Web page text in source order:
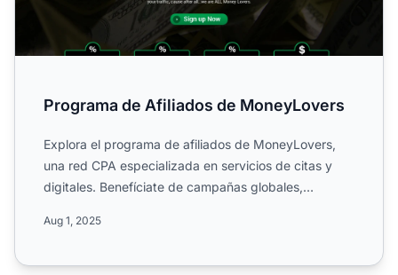
Programa de Afiliados de MoneyLovers
Explora el programa de afiliados de MoneyLovers,
una red CPA especializada en servicios de citas y
digitales. Benefíciate de campañas globales,
Aug 1, 2025